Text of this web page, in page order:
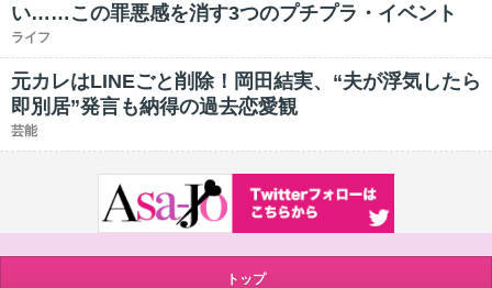
い……この罪悪感を消す3つのプチプラ・イベント
ライフ
元カレはLINEごと削除！岡田結実、“夫が浮気したら
即別居”発言も納得の過去恋愛観
芸能
トップ